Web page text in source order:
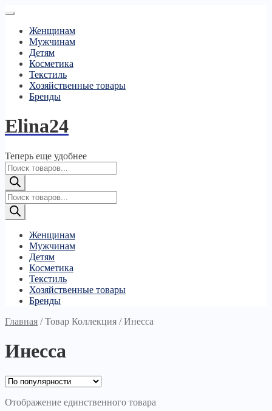
Женщинам
Мужчинам
Детям
Косметика
Текстиль
Хозяйственные товары
Бренды
Elina24
Теперь еще удобнее
Поиск
товаров
Поиск
товаров
Женщинам
Мужчинам
Детям
Косметика
Текстиль
Хозяйственные товары
Бренды
Главная /Товар Коллекция /Инесса
Инесса
Отображение единственного товара